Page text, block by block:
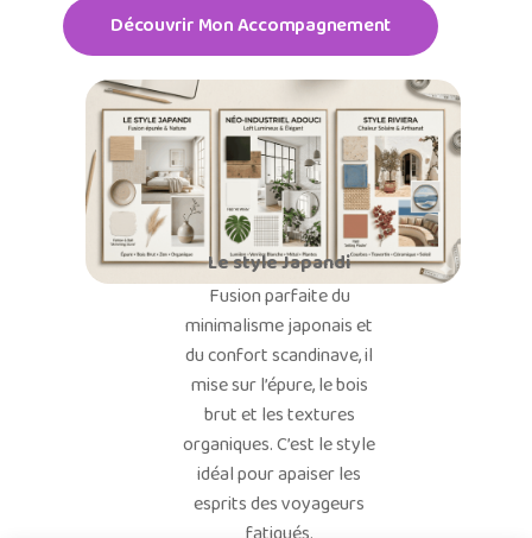
Découvrir Mon Accompagnement
Le style Japandi
Fusion parfaite du
minimalisme japonais et
du confort scandinave, il
mise sur l’épure, le bois
brut et les textures
organiques. C’est le style
idéal pour apaiser les
esprits des voyageurs